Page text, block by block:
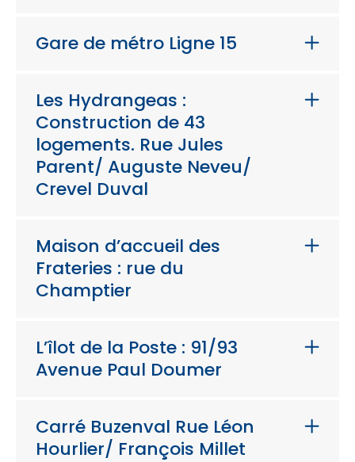
Gare de métro Ligne 15
Les Hydrangeas :
Construction de 43
logements. Rue Jules
Parent/ Auguste Neveu/
Crevel Duval
Maison d’accueil des
Frateries : rue du
Champtier
L’îlot de la Poste : 91/93
Avenue Paul Doumer
Carré Buzenval Rue Léon
Hourlier/ François Millet